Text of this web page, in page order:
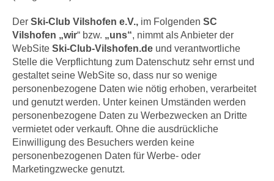
Der Ski-Club Vilshofen e.V., im Folgenden SC
Vilshofen „wir“ bzw. „uns“, nimmt als Anbieter der
WebSite Ski-Club-Vilshofen.de und verantwortliche
Stelle die Verpflichtung zum Datenschutz sehr ernst und
gestaltet seine WebSite so, dass nur so wenige
personenbezogene Daten wie nötig erhoben, verarbeitet
und genutzt werden. Unter keinen Umständen werden
personenbezogene Daten zu Werbezwecken an Dritte
vermietet oder verkauft. Ohne die ausdrückliche
Einwilligung des Besuchers werden keine
personenbezogenen Daten für Werbe- oder
Marketingzwecke genutzt.